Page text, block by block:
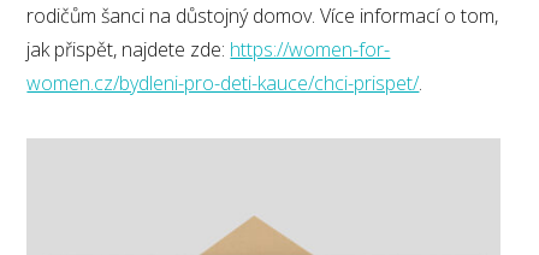
rodičům šanci na důstojný domov. Více informací o tom,
jak přispět, najdete zde: https://women-for-
women.cz/bydleni-pro-deti-kauce/chci-prispet/.